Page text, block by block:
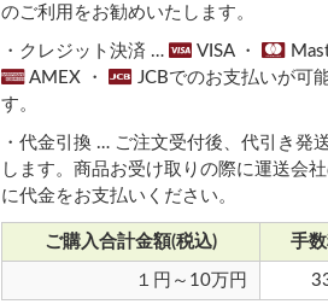
のご利用をお勧めいたします。
・クレジット決済 … VISA ・
AMEX ・
JCBでのお支払いが可
す。
・代金引換 … ご注文受付後、代引き発
します。商品お受け取りの際に運送会
に代金をお支払いください。
ご購入合計金額(税込) 手
１円～10万円